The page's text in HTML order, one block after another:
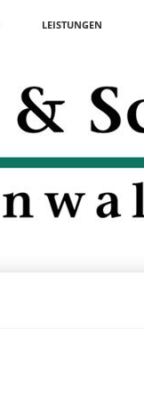
LEISTUNGEN